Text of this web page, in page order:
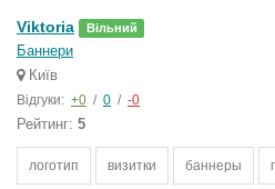
Viktoria Вільний
Баннери
Київ
Відгуки: +0 / 0 / -0
Рейтинг: 5
логотип визитки баннеры